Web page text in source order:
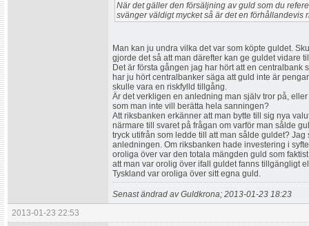
När det gäller den försäljning av guld som du
svänger väldigt mycket så är det en förhållandevis
Man kan ju undra vilka det var som köpte guldet.
gjorde det så att man därefter kan ge guldet vidare
Det är första gången jag har hört att en centralbank
har ju hört centralbanker säga att guld inte är
skulle vara en riskfylld tillgång.
Är det verkligen en anledning man själv tror på,
som man inte vill berätta hela sanningen?
Att riksbanken erkänner att man bytte till sig nya
närmare till svaret på frågan om varför man sålde
tryck utifrån som ledde till att man sålde guldet?
anledningen. Om riksbanken hade investering i
oroliga över var den totala mängden guld som
att man var orolig över ifall guldet fanns tillgängligt
Tyskland var oroliga över sitt egna guld.
Senast ändrad av Guldkrona; 2013-01-23 18:23
2013-01-23 22:53